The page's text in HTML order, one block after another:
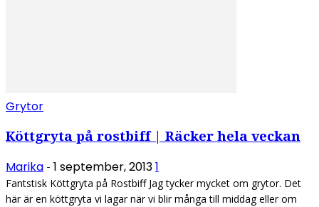
Grytor
Köttgryta på rostbiff | Räcker hela veckan
Marika - 1 september, 20131
Fantstisk Köttgryta på Rostbiff Jag tycker mycket om grytor. Det
här är en köttgryta vi lagar när vi blir många till middag eller om